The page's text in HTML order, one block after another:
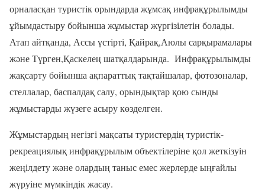
орналасқан туристік орындарда жұмсақ инфрақұрылымды
ұйымдастыру бойынша жұмыстар жүргізілетін болады.
Атап айтқанда, Ассы үстірті, Қайрақ,Аюлы сарқырамалары
және Түрген,Қаскелең шатқалдарында. Инфрақұрылымды
жақсарту бойынша ақпараттық тақтайшалар, фотозоналар,
стеллалар, баспалдақ салу, орындықтар қою сынды
жұмыстарды жүзеге асыру көзделген.
Жұмыстардың негізгі мақсатытуристердің туристік-
рекреациялық инфрақұрылым объектілеріне қол жеткізуін
жеңілдету және олардың таныс емес жерлерде ыңғайлы
жүруіне мүмкіндік жасау.